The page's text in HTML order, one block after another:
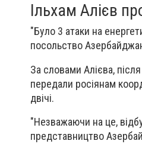
Ільхам Алієв
"Було 3 атаки на
посольство
За словами Алієва,
передали росіянам
двічі.
"Незважаючи на це,
представництво